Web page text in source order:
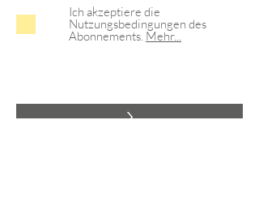
Ich akzeptiere die
Nutzungsbedingungen des
Abonnements. Mehr...
>